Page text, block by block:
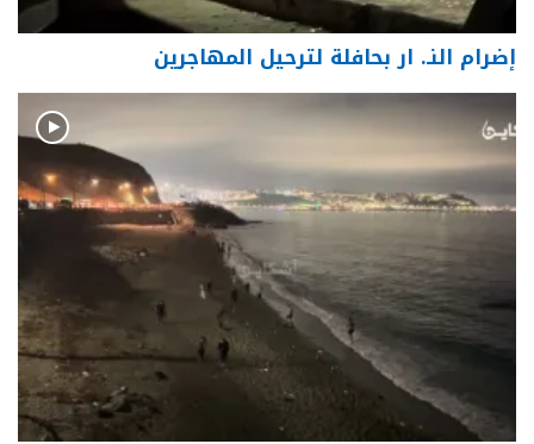
إضرام النـ. ار بحافلة لترحيل المهاجرين